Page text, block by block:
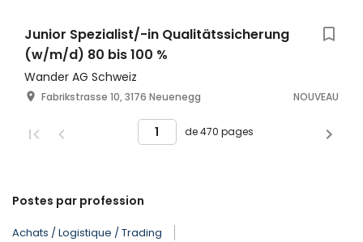
Junior Spezialist/-in Qualitätssicherung
(w/m/d) 80 bis 100 %
Wander AG Schweiz
Fabrikstrasse 10, 3176 Neuenegg NOUVEAU
de 470 pages
Postes par profession
Achats / Logistique / Trading